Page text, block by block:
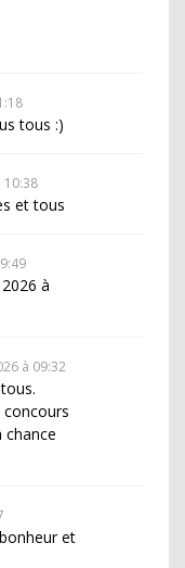
tous :)
10:38
et tous
à
à 09:32
chance
et